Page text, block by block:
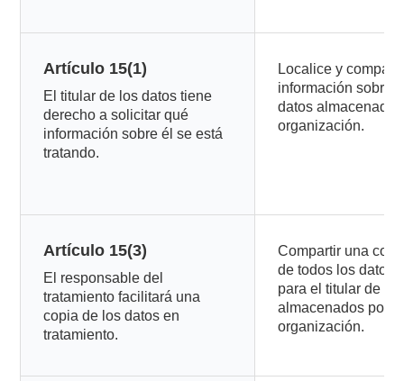
Artículo 15(1)
El titular de los datos tiene
derecho a solicitar qué
información sobre él se está
tratando.
Localice y
información sobre
datos almacenada
organización.
Artículo 15(3)
El responsable del
tratamiento facilitará una
copia de los datos en
tratamiento.
Compartir una
de todos los datos
para el titular de
almacenados por la
organización.